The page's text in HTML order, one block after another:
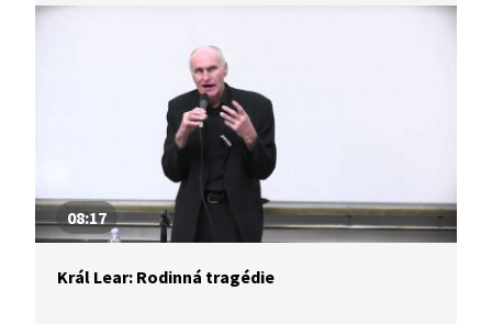
08:17
Král Lear: Rodinná tragédie